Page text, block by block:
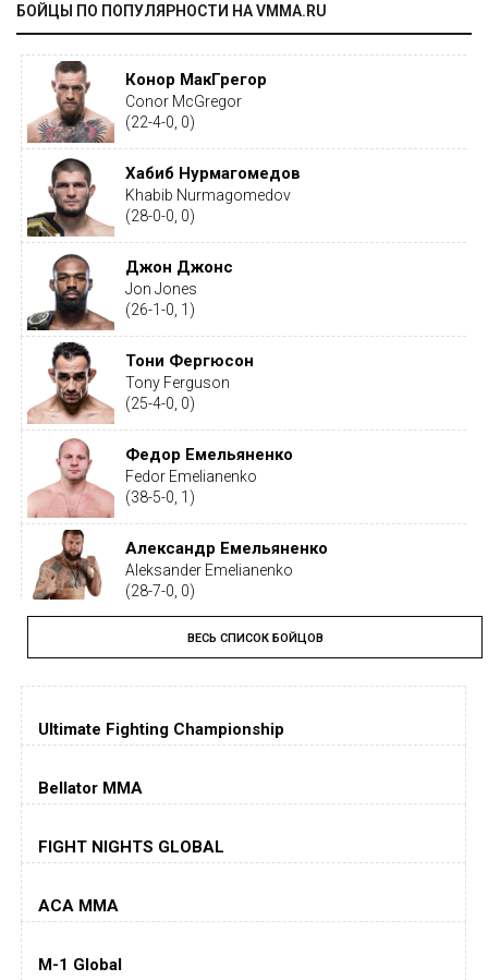
БОЙЦЫ ПО ПОПУЛЯРНОСТИ НА VMMA.RU
Конор МакГрегор
Conor McGregor
(22-4-0, 0)
Хабиб Нурмагомедов
Khabib Nurmagomedov
(28-0-0, 0)
Джон Джонс
Jon Jones
(26-1-0, 1)
Тони Фергюсон
Tony Ferguson
(25-4-0, 0)
Федор Емельяненко
Fedor Emelianenko
(38-5-0, 1)
Александр Емельяненко
Aleksander Emelianenko
(28-7-0, 0)
Тайрон Вудли
Tyron Woodley
(19-5-1, 0)
Дастин Порье
(26-6-0, 1)
Jorge Masvidal
Колби Ковингтон
ВЕСЬ СПИСОК БОЙЦОВ
Ultimate Fighting Championship
Bellator MMA
FIGHT NIGHTS GLOBAL
ACA MMA
M-1 Global